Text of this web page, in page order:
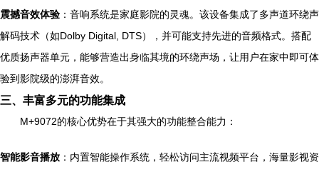
震撼音效体验 ：音响系统是家庭影院的灵魂。该设备集成了多声道环绕声
解码技术（如Dolby Digital, DTS），并可能支持先进的音频格式。搭配
优质扬声器单元，能够营造出身临其境的环绕声场，让用户在家中即可体
验到影院级的澎湃音效。
三、丰富多元的功能集成
M+9072的核心优势在于其强大的功能整合能力：
智能影音播放 ：内置智能操作系统，轻松访问主流视频平台，海量影视资